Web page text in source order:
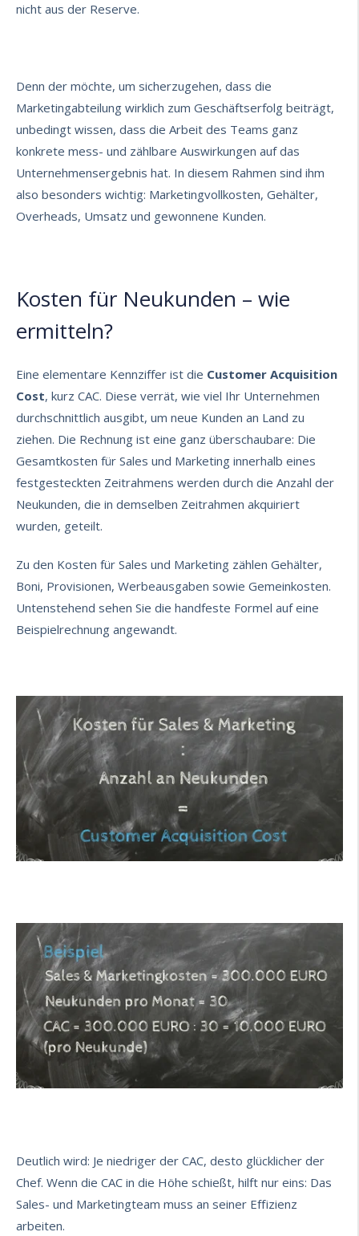
nicht aus der Reserve.
Denn der möchte, um sicherzugehen, dass die
Marketingabteilung wirklich zum Geschäftserfolg beiträgt,
unbedingt wissen, dass die Arbeit des Teams ganz
konkrete mess- und zählbare Auswirkungen auf das
Unternehmensergebnis hat. In diesem Rahmen sind ihm
also besonders wichtig: Marketingvollkosten, Gehälter,
Overheads, Umsatz und gewonnene Kunden.
Kosten für Neukunden – wie
ermitteln?
Eine elementare Kennziffer ist die Customer Acquisition
Cost, kurz CAC. Diese verrät, wie viel Ihr Unternehmen
durchschnittlich ausgibt, um neue Kunden an Land zu
ziehen. Die Rechnung ist eine ganz überschaubare: Die
Gesamtkosten für Sales und Marketing innerhalb eines
festgesteckten Zeitrahmens werden durch die Anzahl der
Neukunden, die in demselben Zeitrahmen akquiriert
wurden, geteilt.
Zu den Kosten für Sales und Marketing zählen Gehälter,
Boni, Provisionen, Werbeausgaben sowie Gemeinkosten.
Untenstehend sehen Sie die handfeste Formel auf eine
Beispielrechnung angewandt.
Deutlich wird: Je niedriger der CAC, desto glücklicher der
Chef. Wenn die CAC in die Höhe schießt, hilft nur eins: Das
Sales- und Marketingteam muss an seiner Effizienz
arbeiten.